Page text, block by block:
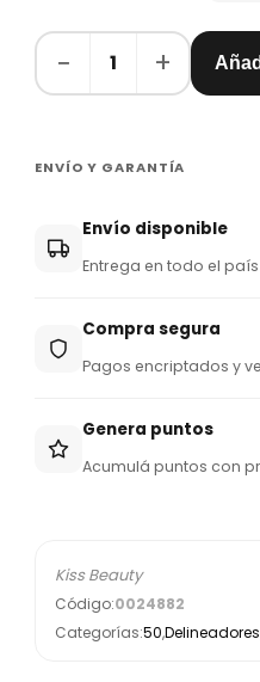
− 1 +
ENVÍO Y GARANTÍA
Envío disponible
Entrega en todo el país
Compra segura
Pagos encriptados y
Genera puntos
Acumulá puntos con
Kiss Beauty
Código:0024882
Categorías:50,